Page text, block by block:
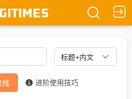
Ask DIGITIMES
找 进阶使用技巧